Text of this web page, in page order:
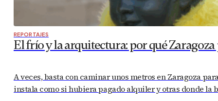
REPORTAJES
El frío y la arquitectura: por qué
A veces, basta con caminar unos metros en Zaragoza
instala como si hubiera pagado alquiler y otras donde la